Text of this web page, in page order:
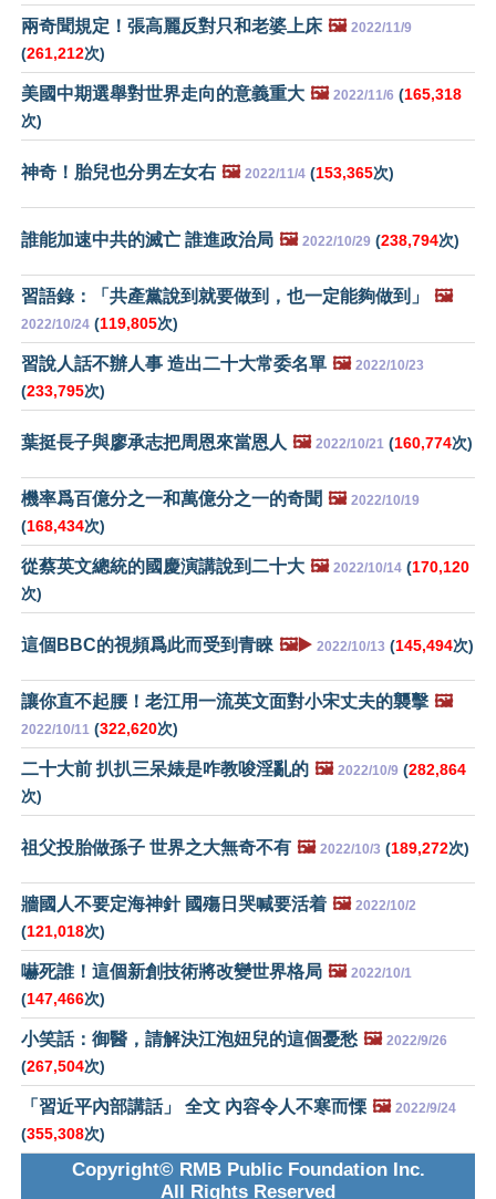
兩奇聞規定！張高麗反對只和老婆上床 🖼️ 2022/11/9
(261,212次)
美國中期選舉對世界走向的意義重大 🖼️ 2022/11/6 (165,318
次)
神奇！胎兒也分男左女右 🖼️ 2022/11/4 (153,365次)
誰能加速中共的滅亡 誰進政治局 🖼️ 2022/10/29 (238,794次)
習語錄：「共產黨說到就要做到，也一定能夠做到」 🖼️
2022/10/24 (119,805次)
習說人話不辦人事 造出二十大常委名單 🖼️ 2022/10/23
(233,795次)
葉挺長子與廖承志把周恩來當恩人 🖼️ 2022/10/21 (160,774次)
機率爲百億分之一和萬億分之一的奇聞 🖼️ 2022/10/19
(168,434次)
從蔡英文總統的國慶演講說到二十大 🖼️ 2022/10/14 (170,120
次)
這個BBC的視頻爲此而受到青睞 🖼️▶️ 2022/10/13 (145,494次)
讓你直不起腰！老江用一流英文面對小宋丈夫的襲擊 🖼️
2022/10/11 (322,620次)
二十大前 扒扒三呆婊是咋教唆淫亂的 🖼️ 2022/10/9 (282,864
次)
祖父投胎做孫子 世界之大無奇不有 🖼️ 2022/10/3 (189,272次)
牆國人不要定海神針 國殤日哭喊要活着 🖼️ 2022/10/2
(121,018次)
嚇死誰！這個新創技術將改變世界格局 🖼️ 2022/10/1
(147,466次)
小笑話：御醫，請解決江泡妞兒的這個憂愁 🖼️ 2022/9/26
(267,504次)
「習近平內部講話」 全文 內容令人不寒而慄 🖼️ 2022/9/24
(355,308次)
Copyright© RMB Public Foundation Inc.
All Rights Reserved